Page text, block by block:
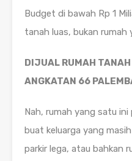
Budget di bawah Rp 1
tanah luas, bukan
DIJUAL RUMAH TANAH
ANGKATAN 66
Nah, rumah yang satu
buat keluarga yang
parkir lega, atau bahkan